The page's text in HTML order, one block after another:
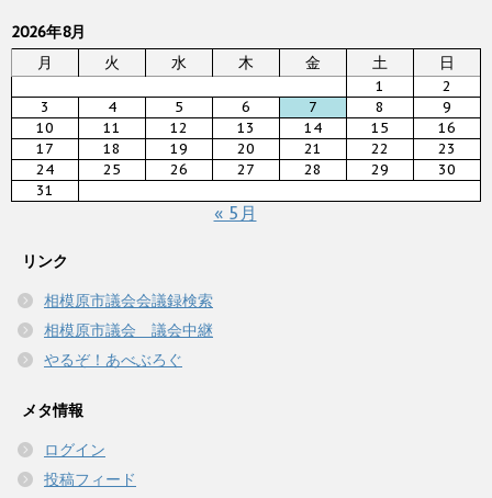
2026年8月
月
火 水 木 金 土 日
1
2
3
4 5 6 7 8
9
10
11 12 13 14 15
16
17
18 19 20 21 22
23
24
25 26 27 28 29
30
31
« 5月
リンク
相模原市議会会議録検索
相模原市議会 議会中継
やるぞ！あべぶろぐ
メタ情報
ログイン
投稿フィード